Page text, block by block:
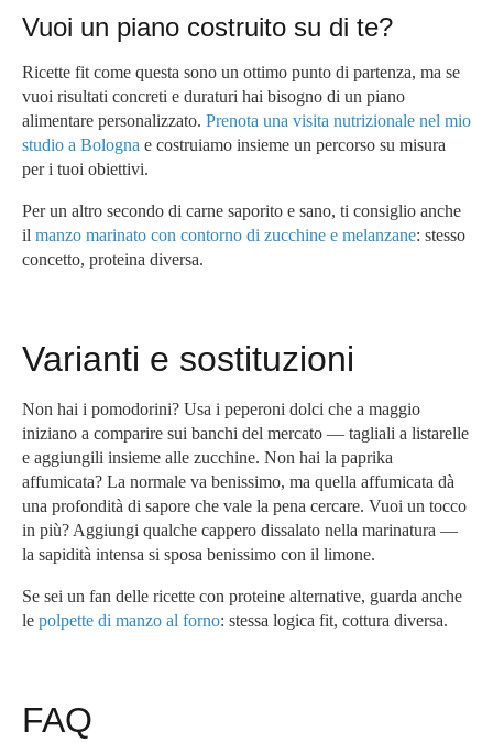
Vuoi un piano costruito su di te?
Ricette fit come questa sono un ottimo punto di partenza, ma se
vuoi risultati concreti e duraturi hai bisogno di un piano
alimentare personalizzato. Prenota una visita nutrizionale nel mio
studio a Bologna e costruiamo insieme un percorso su misura
per i tuoi obiettivi.
Per un altro secondo di carne saporito e sano, ti consiglio anche
il manzo marinato con contorno di zucchine e melanzane: stesso
concetto, proteina diversa.
Varianti e sostituzioni
Non hai i pomodorini? Usa i peperoni dolci che a maggio
iniziano a comparire sui banchi del mercato — tagliali a listarelle
e aggiungili insieme alle zucchine. Non hai la paprika
affumicata? La normale va benissimo, ma quella affumicata dà
una profondità di sapore che vale la pena cercare. Vuoi un tocco
in più? Aggiungi qualche cappero dissalato nella marinatura —
la sapidità intensa si sposa benissimo con il limone.
Se sei un fan delle ricette con proteine alternative, guarda anche
le polpette di manzo al forno: stessa logica fit, cottura diversa.
FAQ